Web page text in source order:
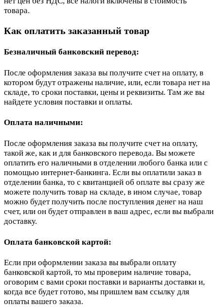
товара.
Как оплатить заказанный товар
Безналичный банковский перевод:
После оформления заказа вы получите счет на оплату, в
котором будут отражены наличие, или, если товара нет на
складе, то сроки поставки, цены и реквизиты. Там же вы
найдете условия поставки и оплаты.
Оплата наличными:
После оформления заказа вы получите счет на оплату,
такой же, как и для банковского перевода. Вы можете
оплатить его наличными в отделении любого банка или с
помощью интернет-банкинга. Если вы оплатили заказ в
отделении банка, то с квитанцией об оплате вы сразу же
можете получить товар на складе, в ином случае, товар
можно будет получить после поступления денег на наш
счет, или он будет отправлен в ваш адрес, если вы выбрали
доставку.
Оплата банковской картой:
Если при оформлении заказа вы выбрали оплату
банковской картой, то мы проверим наличие товара,
оговорим с вами сроки поставки и варианты доставки и,
когда все будет готово, мы пришлем вам ссылку для
оплаты вашего заказа.